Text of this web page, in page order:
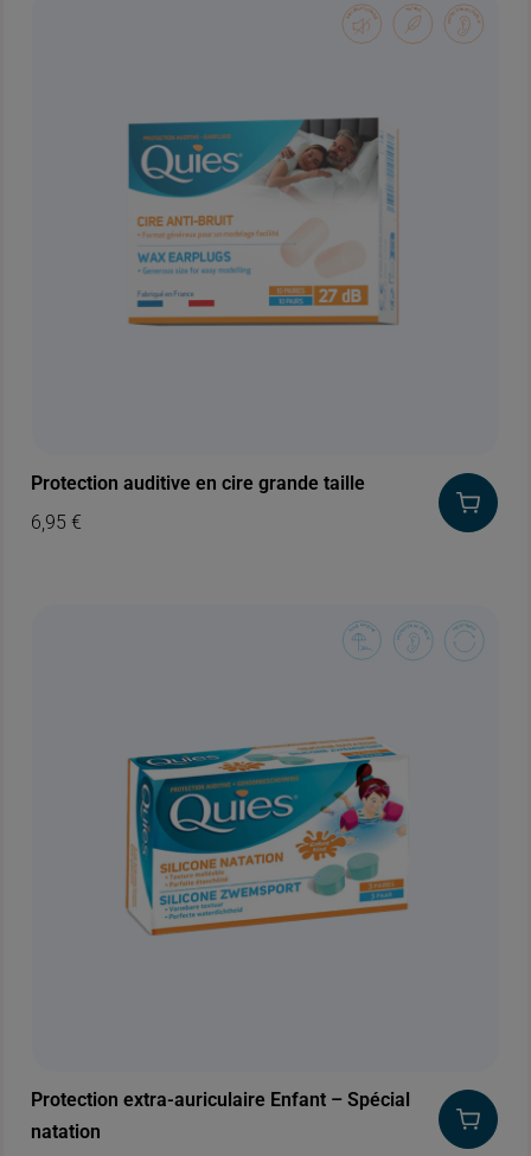
Protection auditive en cire grande taille
6,95€
Protection extra-auriculaire Enfant – Spécial
natation